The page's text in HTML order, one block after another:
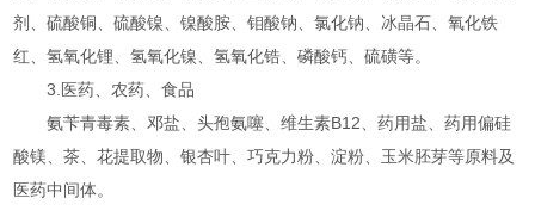
剂、硫酸铜、硫酸镍、镍酸胺、钼酸钠、氯化钠、冰晶石、氧化铁
红、氢氧化锂、氢氧化镍、氢氧化锆、磷酸钙、硫磺等。
3.医药、农药、食品
氨苄青毒素、邓盐、头孢氨噻、维生素B12、药用盐、药用偏硅
酸镁、茶、花提取物、银杏叶、巧克力粉、淀粉、玉米胚芽等原料及
医药中间体。